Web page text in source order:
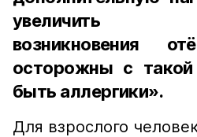
увеличить
возникновения
осторожны с
быть аллергики».
Для взрослого